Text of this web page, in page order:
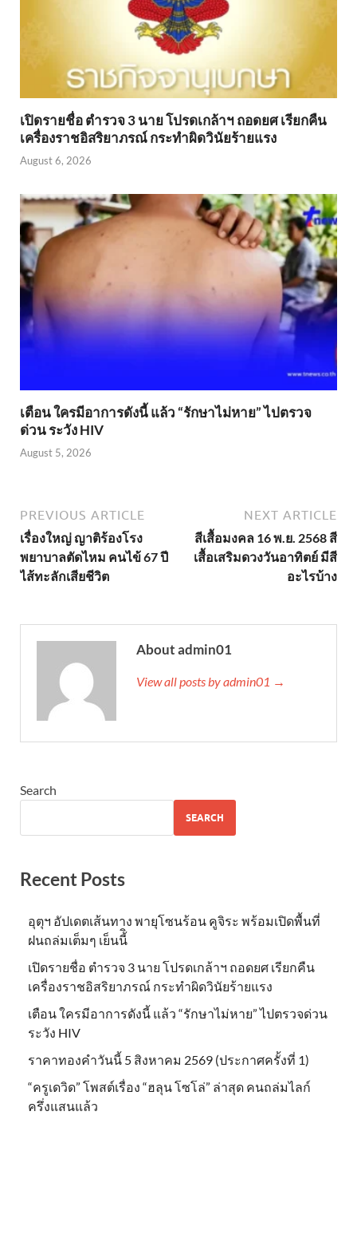
เปิดรายชื่อ ตำรวจ 3 นาย โปรดเกล้าฯ ถอดยศ เรียกคืน
เครื่องราชอิสริยาภรณ์ กระทำผิดวินัยร้ายแรง
August 6, 2026
เตือน ใครมีอาการดังนี้ แล้ว “รักษาไม่หาย” ไปตรวจ
ด่วน ระวัง HIV
August 5, 2026
PREVIOUS ARTICLE
เรื่องใหญ่ ญาติร้องโรง
พยาบาลตัดไหม คนไข้ 67 ปี
ไส้ทะลักเสียชีวิต
NEXT ARTICLE
สีเสื้อมงคล 16 พ.ย. 2568 สี
เสื้อเสริมดวงวันอาทิตย์ มีสี
อะไรบ้าง
About admin01
View all posts by admin01 →
Search
SEARCH
Recent Posts
อุตุฯ อัปเดตเส้นทาง พายุโซนร้อน คูจิระ พร้อมเปิดพื้นที่
ฝนถล่มเต็มๆ เย็นนี้ิ
เปิดรายชื่อ ตำรวจ 3 นาย โปรดเกล้าฯ ถอดยศ เรียกคืน
เครื่องราชอิสริยาภรณ์ กระทำผิดวินัยร้ายแรง
เตือน ใครมีอาการดังนี้ แล้ว “รักษาไม่หาย” ไปตรวจด่วน
ระวัง HIV
ราคาทองคำวันนี้ 5 สิงหาคม 2569 (ประกาศครั้งที่ 1)
“ครูเดวิด” โพสต์เรื่อง “ฮลุน โซโล่” ล่าสุด คนถล่มไลก์
ครึ่งแสนแล้ว